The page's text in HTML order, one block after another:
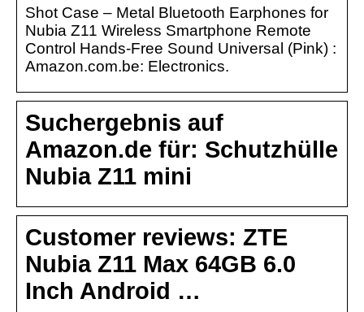
Shot Case – Metal Bluetooth Earphones for
Nubia Z11 Wireless Smartphone Remote
Control Hands-Free Sound Universal (Pink) :
Amazon.com.be: Electronics.
Suchergebnis auf
Amazon.de für: Schutzhülle
Nubia Z11 mini
Customer reviews: ZTE
Nubia Z11 Max 64GB 6.0
Inch Android …